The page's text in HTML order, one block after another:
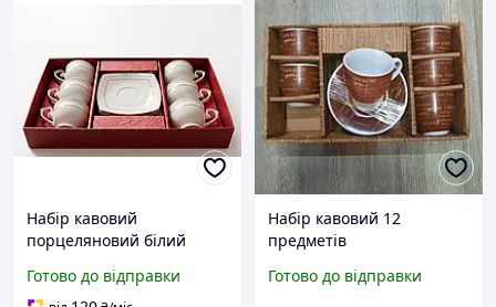
Набір кавовий
порцеляновий білий
12 предметів 6 чашок
Готово до відправки
Набір кавовий 12
предметів
Готово до відправки